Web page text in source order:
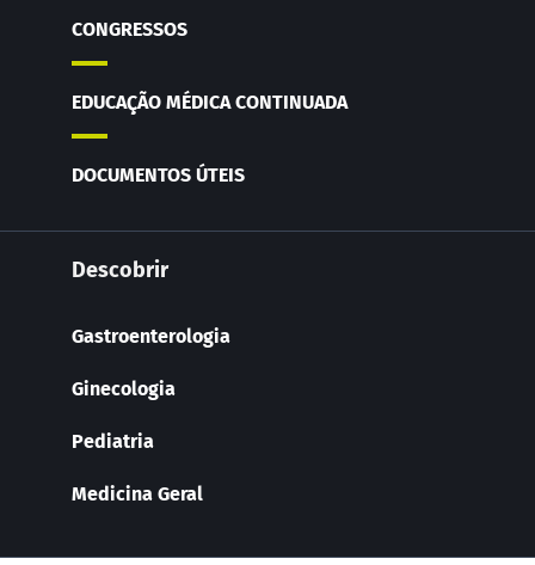
CONGRESSOS
EDUCAÇÃO MÉDICA CONTINUADA
DOCUMENTOS ÚTEIS
Descobrir
Gastroenterologia
Ginecologia
Pediatria
Medicina Geral